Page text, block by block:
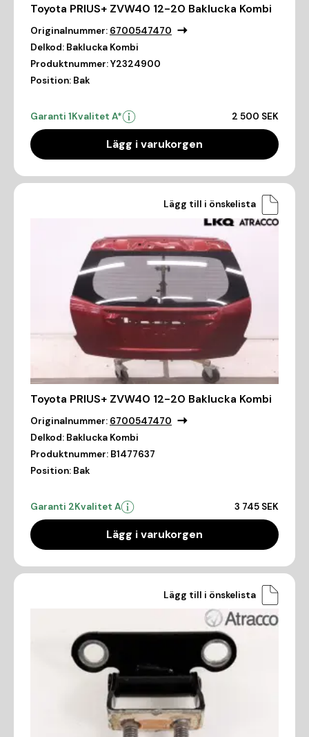
Toyota PRIUS+ ZVW40 12-20 Baklucka Kombi
Originalnummer: 6700547470
Delkod: Baklucka Kombi
Produktnummer:Y2324900
Position: Bak
Garanti 1Kvalitet A* 2 500 SEK
Lägg i varukorgen
Lägg till i önskelista
Toyota PRIUS+ ZVW40 12-20 Baklucka Kombi
Originalnummer: 6700547470
Delkod: Baklucka Kombi
Produktnummer: B1477637
Position: Bak
Garanti 2Kvalitet A 3 745 SEK
Lägg i varukorgen
Lägg till i önskelista